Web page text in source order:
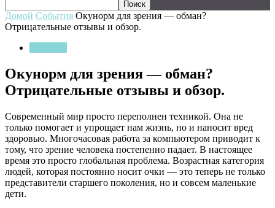
Домой События Окунорм для зрения — обман?
Отрицательные отзывы и обзор.
Окунорм для зрения — обман?
Отрицательные отзывы и обзор.
Современный мир просто переполнен техникой. Она не
только помогает и упрощает нам жизнь, но и наносит вред
здоровью. Многочасовая работа за компьютером приводит к
тому, что зрение человека постепенно падает. В настоящее
время это просто глобальная проблема. Возрастная категория
людей, которая постоянно носит очки — это теперь не только
представители старшего поколения, но и совсем маленькие
дети.